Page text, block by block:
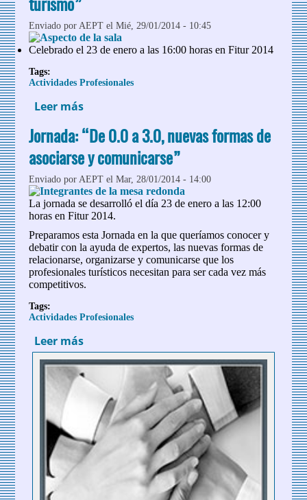
Enviado porAEPT el Mié, 29/01/2014 - 10:45
Celebrado el 23 de enero a las 16:00 horas en Fitur 2014
Tags:
Actividades Profesionales
Leer más
profesionales y académicos tras las
nuevas realidades del turismo”
Jornada: “De 0.0 a 3.0, nuevas formas de
asociarse y comunicarse”
Enviado porAEPT el Mar, 28/01/2014 - 14:00
La jornada se desarrolló el día 23 de enero a las 12:00
horas en Fitur 2014.
Preparamos esta Jornada en la que queríamos conocer y
debatir con la ayuda de expertos, las nuevas formas de
relacionarse, organizarse y comunicarse que los
profesionales turísticos necesitan para ser cada vez más
competitivos.
Tags:
Actividades Profesionales
Leer más
formas de asociarse y comunicarse”